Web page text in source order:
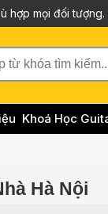
hợp mọi đối tượng.
từ khóa tìm
Khoá Học
Hà Nội